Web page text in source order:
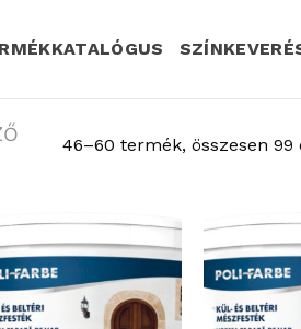
46–60 termék, összesen 99